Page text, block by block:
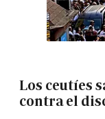
Los ceutíes
contra el